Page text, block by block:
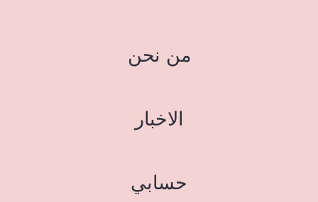
من نحن
الاخبار
حسابي